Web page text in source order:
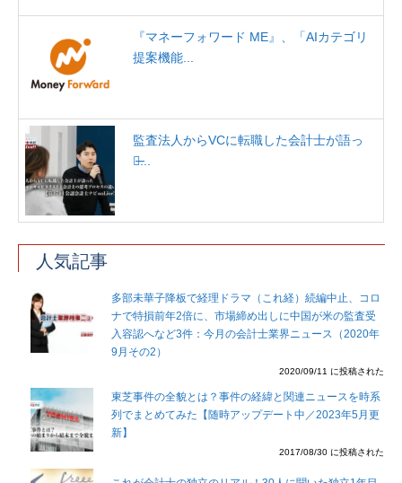
『マネーフォワード ME』、「AIカテゴリ
提案機能...
監査法人からVCに転職した会計士が語っ
た̶...
人気記事
多部未華子降板で経理ドラマ（これ経）続編中止、コロ
ナで特損前年2倍に、市場締め出しに中国が米の監査受
入容認へなど3件：今月の会計士業界ニュース（2020年
9月その2）
2020/09/11 に投稿された
東芝事件の全貌とは？事件の経緯と関連ニュースを時系
列でまとめてみた【随時アップデート中／2023年5月更
新】
2017/08/30 に投稿された